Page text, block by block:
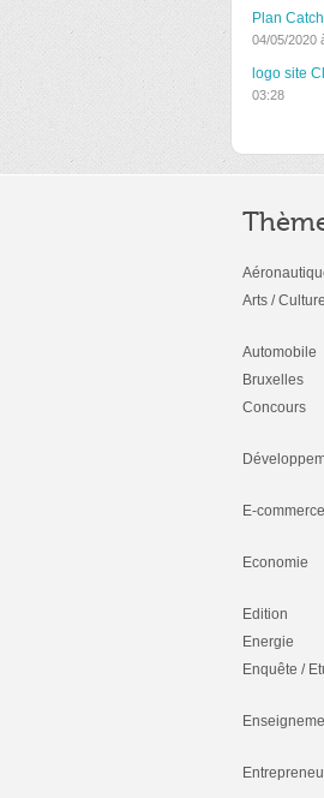
Plan
04/05/2020
logo site
03:28
Arts / Culture
Automobile
Bruxelles
Concours
E-commerce
Economie
Edition
Energie
Enquête /